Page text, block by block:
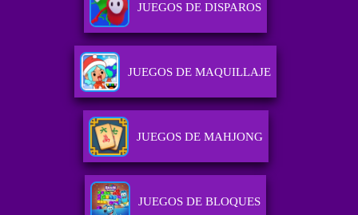
JUEGOS DE DISPAROS
JUEGOS DE MAQUILLAJE
JUEGOS DE MAHJONG
JUEGOS DE BLOQUES